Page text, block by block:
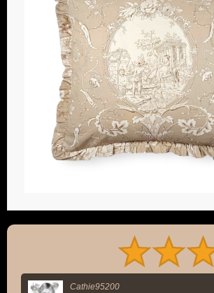
Cathie95200